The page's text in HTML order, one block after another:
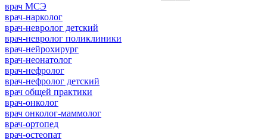
врач МСЭ
врач-нарколог
врач-невролог детский
врач-невролог поликлиники
врач-нейрохирург
врач-неонатолог
врач-нефролог
врач-нефролог детский
врач общей практики
врач-онколог
врач онколог-маммолог
врач-ортопед
врач-остеопат